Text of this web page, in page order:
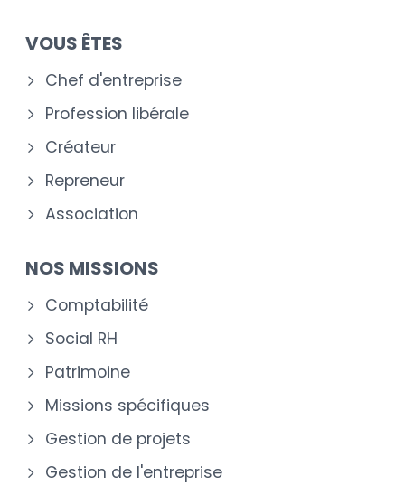
VOUS ÊTES
Chef d'entreprise
Profession libérale
Créateur
Repreneur
Association
NOS MISSIONS
Comptabilité
Social RH
Patrimoine
Missions spécifiques
Gestion de projets
Gestion de l'entreprise